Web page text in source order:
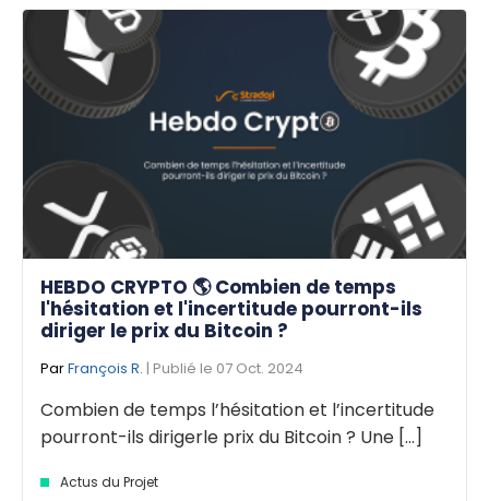
HEBDO CRYPTO 🌎 Combien de temps
l'hésitation et l'incertitude pourront-ils
diriger le prix du Bitcoin ?
ParFrançois R. | Publié le 07 Oct. 2024
Combien de temps l’hésitation et l’incertitude
pourront-ils dirigerle prix du Bitcoin ? Une [...]
Actus du Projet